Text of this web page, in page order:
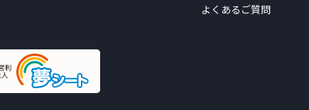
よくあるご質問